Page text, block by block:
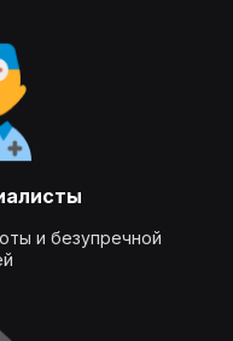
и безупречной